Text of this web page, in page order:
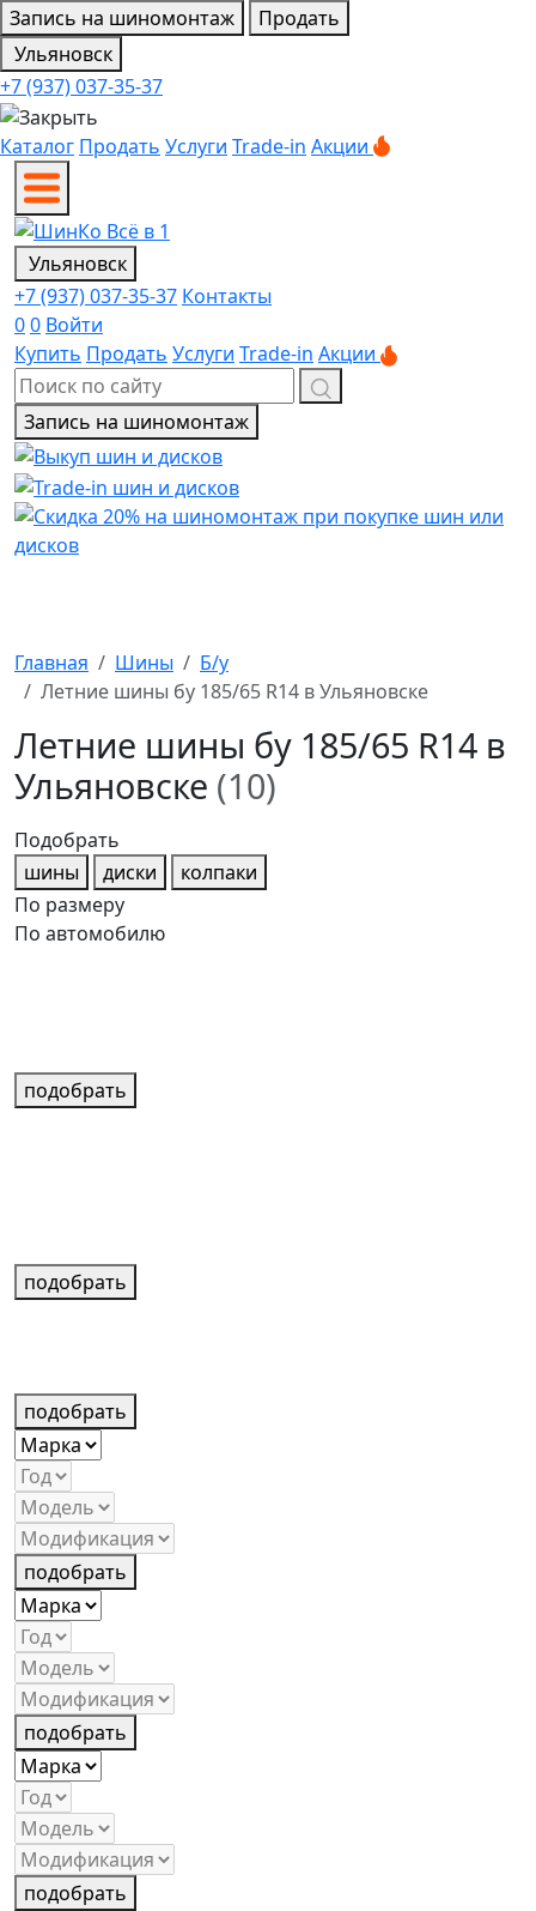
Запись на шиномонтаж
Продать
Ульяновск
+7 (937) 037-35-37
Каталог Продать Услуги Trade-in Акции
Ульяновск
+7 (937) 037-35-37 Контакты
00 Войти
Купить Продать Услуги Trade-in Акции
Запись на шиномонтаж
Главная Шины
Б/у
Летние шины бу 185/65 R14 в Ульяновске
Летние шины бу 185/65 R14 в
Ульяновске (10)
Подобрать
шины
диски
колпаки
По размеру
По автомобилю
подобрать
подобрать
подобрать
подобрать
подобрать
подобрать